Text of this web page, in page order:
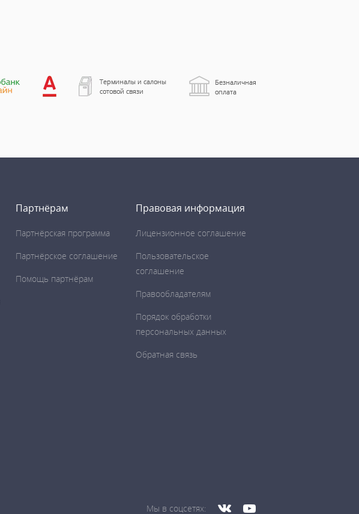
Партнёрам
Партнёрская программа
Партнёрское соглашение
Помощь партнёрам
Правовая информация
Лицензионное соглашение
Пользовательское
соглашение
Правообладателям
Порядок обработки
персональных данных
Обратная связь
Мы в соцсетях: